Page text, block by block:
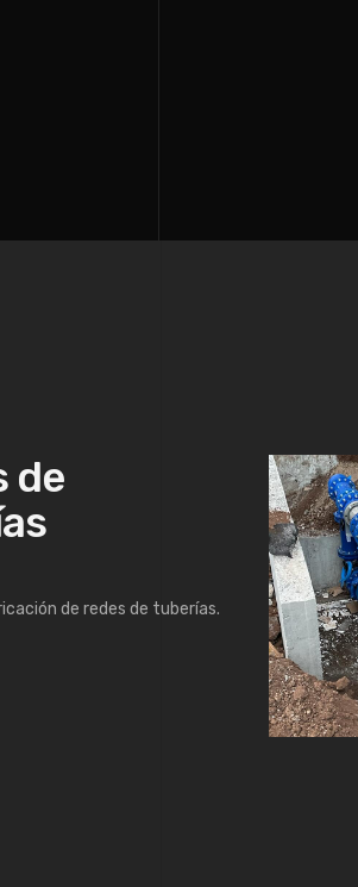
de
de redes de tuberías.